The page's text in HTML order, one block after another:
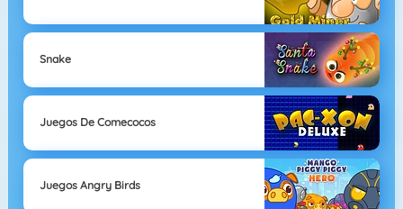
Snake
Juegos De Comecocos
Juegos Angry Birds